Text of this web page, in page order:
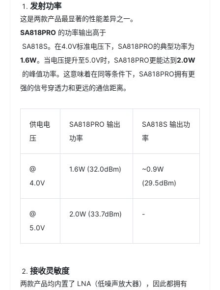
发射功率
这是两款产品最显著的性能差异之一。
SA818PRO 的功率输出高于
SA818S。在4.0V标准电压下，SA818PRO的典型功率为
1.6W。当电压提升至5.0V时，SA818PRO更能达到2.0W
的峰值功率。这意味着在同等条件下，SA818PRO拥有更
强的信号穿透力和更远的通信距离。
供电电
压
SA818PRO 输出
功率
SA818S 输出功
率
@
4.0V
1.6W (32.0dBm)
~0.9W
(29.5dBm)
@
5.0V
2.0W (33.7dBm) -
接收灵敏度
两款产品均内置了 LNA（低噪声放大器），因此都拥有